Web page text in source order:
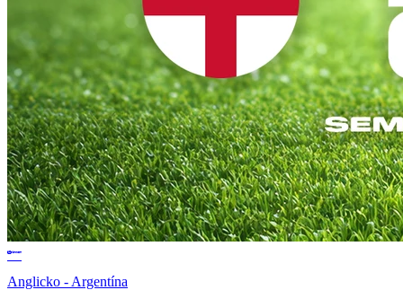
Anglicko - Argentína